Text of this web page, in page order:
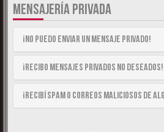
MENSAJERÍA PRIVADA
¡No puedo enviar un mensaje privado!
¡Recibo mensajes privados no deseados!
¡Recibí spam o correos maliciosos de